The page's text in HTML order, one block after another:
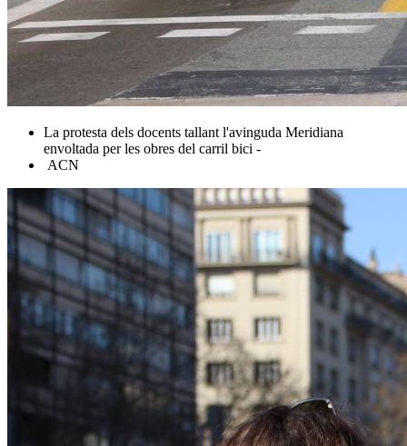
La protesta dels docents tallant l'avinguda Meridiana
envoltada per les obres del carril bici -
ACN